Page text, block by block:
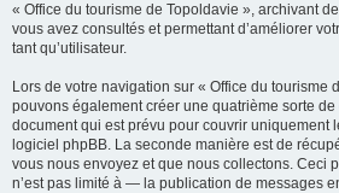
« Office du tourisme de Topoldavie », archivant
vous avez consultés et permettant d’améliorer
tant qu’utilisateur.
Lors de votre navigation sur « Office du tourisme
pouvons également créer une quatrième sorte
document qui est prévu pour couvrir uniquement
logiciel phpBB. La seconde manière est de
vous nous envoyez et que nous collectons. Ceci
n’est pas limité à — la publication de messages